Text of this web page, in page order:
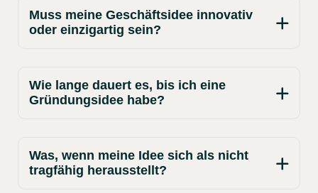
Muss meine Geschäftsidee innovativ
oder einzigartig sein?
Wie lange dauert es, bis ich eine
Gründungsidee habe?
Was, wenn meine Idee sich als nicht
tragfähig herausstellt?